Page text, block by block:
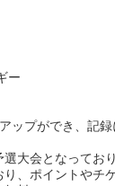
ー
プができ、記録
大会となってお
、ポイントやチ